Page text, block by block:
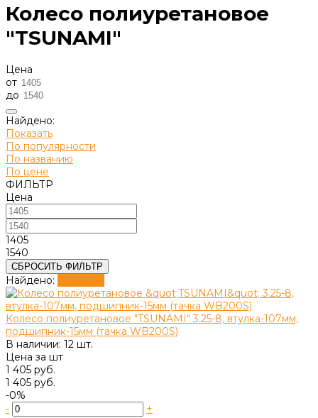
Колесо полиуретановое
"TSUNAMI"
Цена
от
до
Найдено:
Показать
По популярности
По названию
По цене
ФИЛЬТР
Цена
1405
1540
СБРОСИТЬ ФИЛЬТР
Найдено:
Колесо полиуретановое "TSUNAMI" 3.25-8, втулка-107мм,
подшипник-15мм (тачка WB200S)
В наличии: 12 шт.
Цена за шт
1 405 руб.
1 405 руб.
-0%
-
+